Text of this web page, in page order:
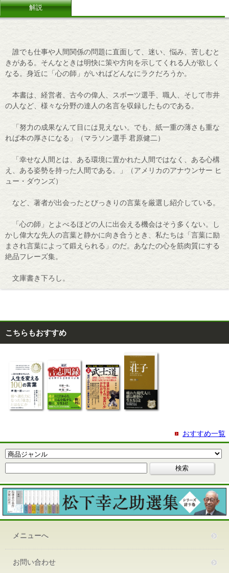
解説
誰でも仕事や人間関係の問題に直面して、迷い、悩み、苦しむと
きがある。そんなときは明快に策や方向を示してくれる人が欲しく
なる。身近に「心の師」がいればどんなにラクだろうか。
本書は、経営者、古今の偉人、スポーツ選手、職人、そして市井
の人など、様々な分野の達人の名言を収録したものである。
「努力の成果なんて目には見えない。でも、紙一重の薄さも重な
れば本の厚さになる」（マラソン選手 君原健二）
「幸せな人間とは、ある環境に置かれた人間ではなく、ある心構
え、ある姿勢を持った人間である。」（アメリカのアナウンサー ヒ
ュー・ダウンズ）
など、著者が出会ったとびっきりの言葉を厳選し紹介している。
「心の師」とよべるほどの人に出会える機会はそう多くない。し
かし偉大な先人の言葉と静かに向き合うとき、私たちは「言葉に励
まされ言葉によって鍛えられる」のだ。あなたの心を筋肉質にする
絶品フレーズ集。
文庫書き下ろし。
こちらもおすすめ
おすすめ一覧
メニューへ
お問い合わせ